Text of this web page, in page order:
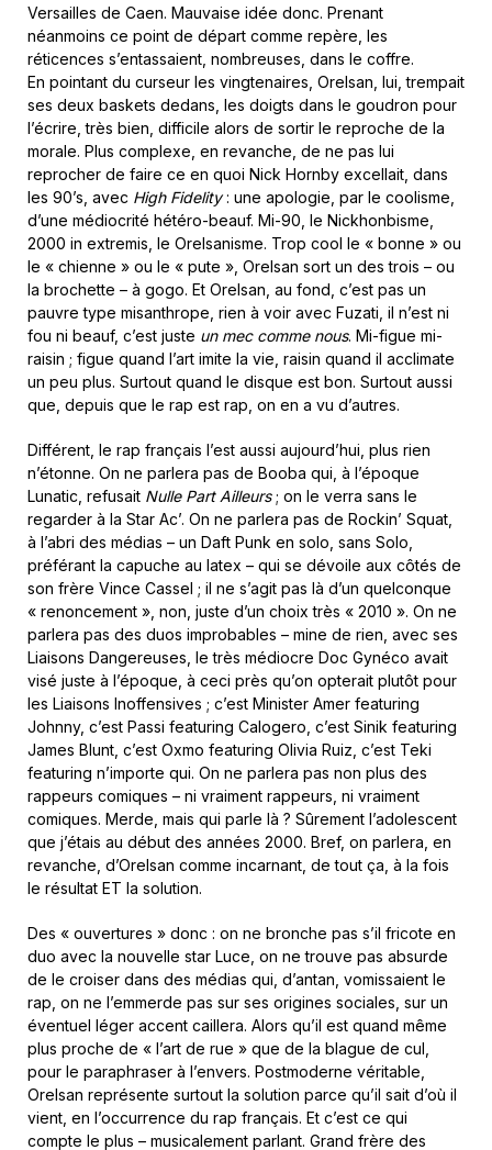
Versailles de Caen. Mauvaise idée donc. Prenant
néanmoins ce point de départ comme repère, les
réticences s’entassaient, nombreuses, dans le coffre.
En pointant du curseur les vingtenaires, Orelsan, lui, trempait
ses deux baskets dedans, les doigts dans le goudron pour
l’écrire, très bien, difficile alors de sortir le reproche de la
morale. Plus complexe, en revanche, de ne pas lui
reprocher de faire ce en quoi Nick Hornby excellait, dans
les 90’s, avec High Fidelity: une apologie, par le coolisme,
d’une médiocrité hétéro-beauf. Mi-90, le Nickhonbisme,
2000 in extremis, le Orelsanisme. Trop cool le « bonne » ou
le « chienne » ou le « pute », Orelsan sort un des trois – ou
la brochette – à gogo. Et Orelsan, au fond, c’est pas un
pauvre type misanthrope, rien à voir avec Fuzati, il n’est ni
fou ni beauf, c’est juste un mec comme nous. Mi-figue mi-
raisin ; figue quand l’art imite la vie, raisin quand il acclimate
un peu plus. Surtout quand le disque est bon. Surtout aussi
que, depuis que le rap est rap, on en a vu d’autres.
Différent, le rap français l’est aussi aujourd’hui, plus rien
n’étonne. On ne parlera pas de Booba qui, à l’époque
Lunatic, refusait Nulle Part Ailleurs; on le verra sans le
regarder à la Star Ac’. On ne parlera pas de Rockin’ Squat,
à l’abri des médias – un Daft Punk en solo, sans Solo,
préférant la capuche au latex – qui se dévoile aux côtés de
son frère Vince Cassel ; il ne s’agit pas là d’un quelconque
« renoncement », non, juste d’un choix très « 2010 ». On ne
parlera pas des duos improbables – mine de rien, avec ses
Liaisons Dangereuses, le très médiocre Doc Gynéco avait
visé juste à l’époque, à ceci près qu’on opterait plutôt pour
les Liaisons Inoffensives ; c’est Minister Amer featuring
Johnny, c’est Passi featuring Calogero, c’est Sinik featuring
James Blunt, c’est Oxmo featuring Olivia Ruiz, c’est Teki
featuring n’importe qui. On ne parlera pas non plus des
rappeurs comiques – ni vraiment rappeurs, ni vraiment
comiques. Merde, mais qui parle là ? Sûrement l’adolescent
que j’étais au début des années 2000. Bref, on parlera, en
revanche, d’Orelsan comme incarnant, de tout ça, à la fois
le résultat ET la solution.
Des « ouvertures » donc : on ne bronche pas s’il fricote en
duo avec la nouvelle star Luce, on ne trouve pas absurde
de le croiser dans des médias qui, d’antan, vomissaient le
rap, on ne l’emmerde pas sur ses origines sociales, sur un
éventuel léger accent caillera. Alors qu’il est quand même
plus proche de « l’art de rue » que de la blague de cul,
pour le paraphraser à l’envers. Postmoderne véritable,
Orelsan représente surtout la solution parce qu’il sait d’où il
vient, en l’occurrence du rap français. Et c’est ce qui
compte le plus – musicalement parlant. Grand frère des